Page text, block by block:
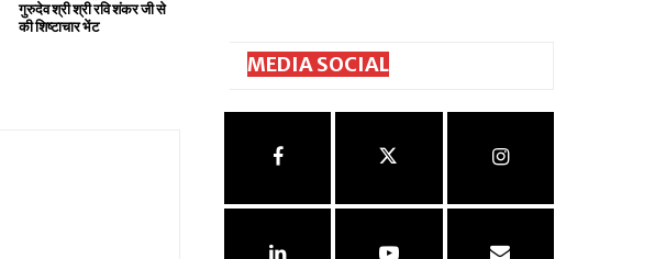
गुरुदेव श्री श्री रवि शंकर जी से
की शिष्टाचार भेंट
MEDIA SOCIAL